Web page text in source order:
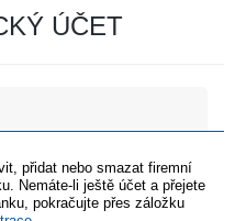
ÚČET
přidat nebo smazat firemní
Nemáte-li ještě účet a přejete
pokračujte přes záložku